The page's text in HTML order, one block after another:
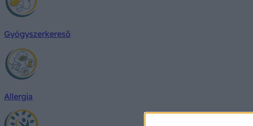
Gyógyszerkereső
Allergia